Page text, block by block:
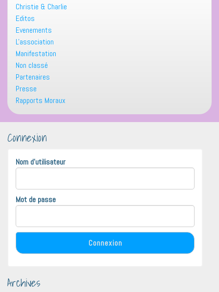
Christie & Charlie
Editos
Evenements
L'association
Manifestation
Non classé
Partenaires
Presse
Rapports Moraux
Connexion
Nom d'utilisateur
Mot de passe
Archives